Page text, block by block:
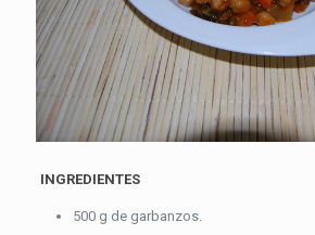
INGREDIENTES
500 g de garbanzos.